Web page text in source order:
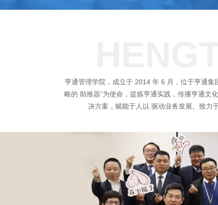
亨通管理学院，成立于 2014 年 6 月，位于亨通
略的 助推器”为使命，提炼亨通实践，传播亨通文
决方案，赋能于人以 驱动业务发展。致力